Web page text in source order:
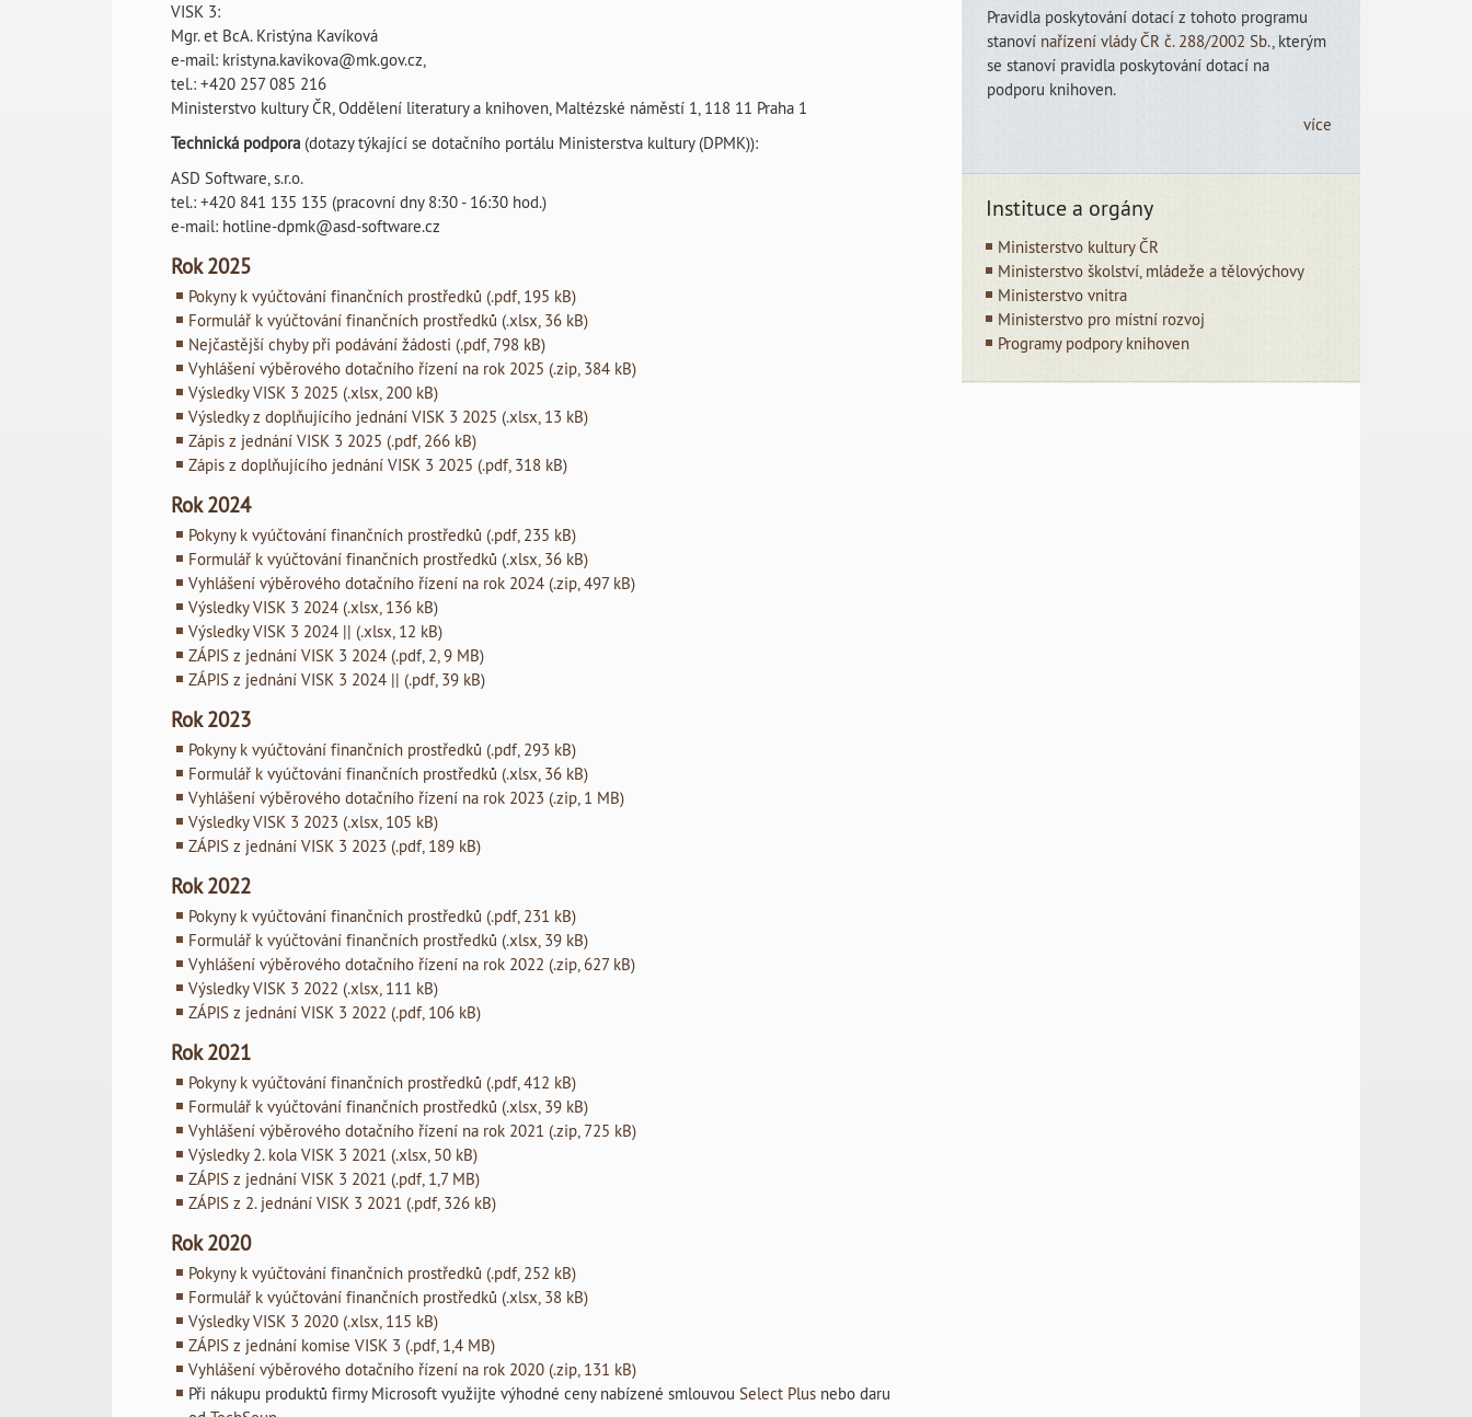
VISK 3:
Mgr. et BcA. Kristýna Kavíková
e-mail: kristyna.kavikova@mk.gov.cz,
tel.: +420 257 085 216
Ministerstvo kultury ČR, Oddělení literatury a knihoven, Maltézské náměstí 1, 118 11 Praha 1
Technická podpora (dotazy týkající se dotačního portálu Ministerstva kultury (DPMK)):
ASD Software, s.r.o.
tel.: +420 841 135 135 (pracovní dny 8:30 - 16:30 hod.)
e-mail: hotline-dpmk@asd-software.cz
Rok 2025
Pokyny k vyúčtování finančních prostředků (.pdf, 195 kB)
Formulář k vyúčtování finančních prostředků (.xlsx, 36 kB)
Nejčastější chyby při podávání žádosti (.pdf, 798 kB)
Vyhlášení výběrového dotačního řízení na rok 2025 (.zip, 384 kB)
Výsledky VISK 3 2025 (.xlsx, 200 kB)
Výsledky z doplňujícího jednání VISK 3 2025 (.xlsx, 13 kB)
Zápis z jednání VISK 3 2025 (.pdf, 266 kB)
Zápis z doplňujícího jednání VISK 3 2025 (.pdf, 318 kB)
Rok 2024
Pokyny k vyúčtování finančních prostředků (.pdf, 235 kB)
Formulář k vyúčtování finančních prostředků (.xlsx, 36 kB)
Vyhlášení výběrového dotačního řízení na rok 2024 (.zip, 497 kB)
Výsledky VISK 3 2024 (.xlsx, 136 kB)
Výsledky VISK 3 2024 || (.xlsx, 12 kB)
ZÁPIS z jednání VISK 3 2024 (.pdf, 2, 9 MB)
ZÁPIS z jednání VISK 3 2024 || (.pdf, 39 kB)
Rok 2023
Pokyny k vyúčtování finančních prostředků (.pdf, 293 kB)
Formulář k vyúčtování finančních prostředků (.xlsx, 36 kB)
Vyhlášení výběrového dotačního řízení na rok 2023 (.zip, 1 MB)
Výsledky VISK 3 2023 (.xlsx, 105 kB)
ZÁPIS z jednání VISK 3 2023 (.pdf, 189 kB)
Rok 2022
Pokyny k vyúčtování finančních prostředků (.pdf, 231 kB)
Formulář k vyúčtování finančních prostředků (.xlsx, 39 kB)
Vyhlášení výběrového dotačního řízení na rok 2022 (.zip, 627 kB)
Výsledky VISK 3 2022 (.xlsx, 111 kB)
ZÁPIS z jednání VISK 3 2022 (.pdf, 106 kB)
Rok 2021
Pokyny k vyúčtování finančních prostředků (.pdf, 412 kB)
Formulář k vyúčtování finančních prostředků (.xlsx, 39 kB)
Vyhlášení výběrového dotačního řízení na rok 2021 (.zip, 725 kB)
Výsledky 2. kola VISK 3 2021 (.xlsx, 50 kB)
ZÁPIS z jednání VISK 3 2021 (.pdf, 1,7 MB)
ZÁPIS z 2. jednání VISK 3 2021 (.pdf, 326 kB)
Rok 2020
Pokyny k vyúčtování finančních prostředků (.pdf, 252 kB)
Formulář k vyúčtování finančních prostředků (.xlsx, 38 kB)
Výsledky VISK 3 2020 (.xlsx, 115 kB)
ZÁPIS z jednání komise VISK 3 (.pdf, 1,4 MB)
Vyhlášení výběrového dotačního řízení na rok 2020 (.zip, 131 kB)
Při nákupu produktů firmy Microsoft využijte výhodné ceny nabízené smlouvouSelect Plus nebo daru
Pravidla poskytování dotací z tohoto programu
stanoví nařízení vlády ČR č. 288/2002 Sb., kterým
se stanoví pravidla poskytování dotací na
podporu knihoven.
více
Instituce a orgány
Ministerstvo kultury ČR
Ministerstvo školství, mládeže a tělovýchovy
Ministerstvo vnitra
Ministerstvo pro místní rozvoj
Programy podpory knihoven